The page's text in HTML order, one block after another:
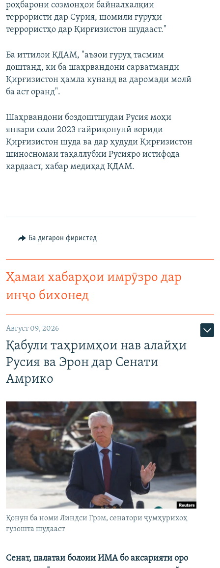
роҳбарони созмонҳои байналхалқии
террористӣ дар Сурия, шомили гуруҳи
террористҳо дар Қирғизистон шудааст."
Ба иттилои КДАМ, "аъзои гуруҳ тасмим
доштанд, ки ба шаҳрвандони сарватманди
Қирғизистон ҳамла кунанд ва даромади молӣ
ба аст оранд".
Шаҳрвандони боздоштшудаи Русия моҳи
январи соли 2023 ғайриқонунӣ вориди
Қирғизистон шуда ва дар ҳудуди Қирғизистон
шиносномаи тақаллубии Русияро истифода
кардааст, хабар медиҳад КДАМ.
Ба дигарон фиристед
Ҳамаи хабарҳои имрӯзро дар
инҷо бихонед
Август 09, 2026
Қабули таҳримҳои нав алайҳи
Русия ва Эрон дар Сенати
Амрико
Қонун ба номи Линдси Грэм, сенатори ҷумҳурихоҳ
гузошта шудааст
Сенат, палатаи болоии ИМА бо аксарияти оро